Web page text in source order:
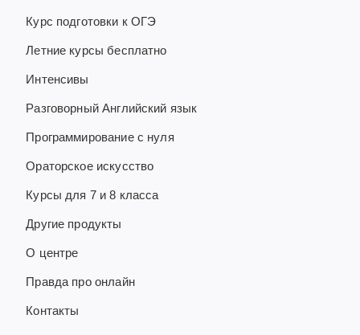
Курс подготовки к ОГЭ
Летние курсы бесплатно
Интенсивы
Разговорный Английский язык
Программирование с нуля
Ораторское искусство
Курсы для 7 и 8 класса
Другие продукты
О центре
Правда про онлайн
Контакты